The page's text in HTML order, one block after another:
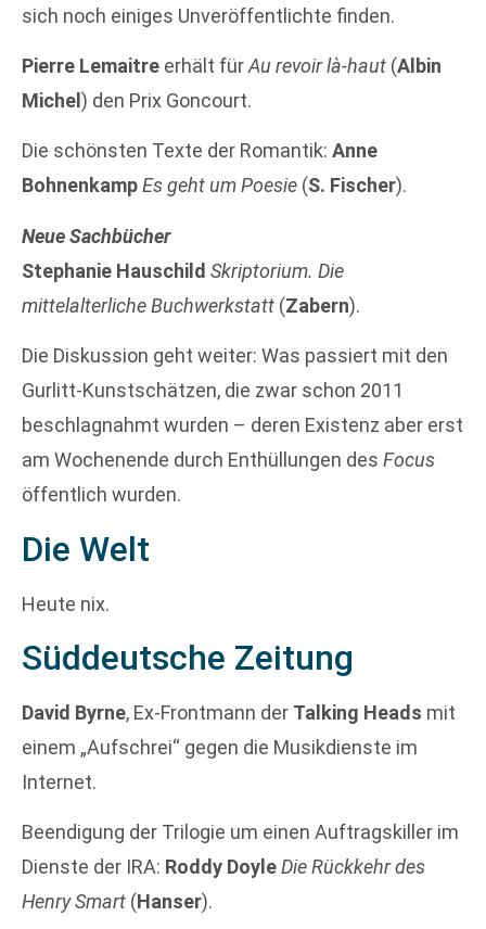
sich noch einiges Unveröffentlichte finden.
Pierre Lemaitre erhält fürAu revoir là-haut (Albin
Michel ) den Prix Goncourt.
Die schönsten Texte der Romantik: Anne
BohnenkampEs geht um Poesie (S. Fischer).
Neue Sachbücher
Stephanie Hauschild Skriptorium. Die
mittelalterliche Buchwerkstatt (Zabern).
Die Diskussion geht weiter: Was passiert mit den
Gurlitt-Kunstschätzen, die zwar schon 2011
beschlagnahmt wurden – deren Existenz aber erst
am Wochenende durch Enthüllungen des Focus
öffentlich wurden.
Die Welt
Heute nix.
Süddeutsche Zeitung
David Byrne, Ex-Frontmann der Talking Heads mit
einem „Aufschrei“ gegen die Musikdienste im
Internet.
Beendigung der Trilogie um einen Auftragskiller im
Dienste der IRA: Roddy DoyleDie Rückkehr des
Henry Smart (Hanser).